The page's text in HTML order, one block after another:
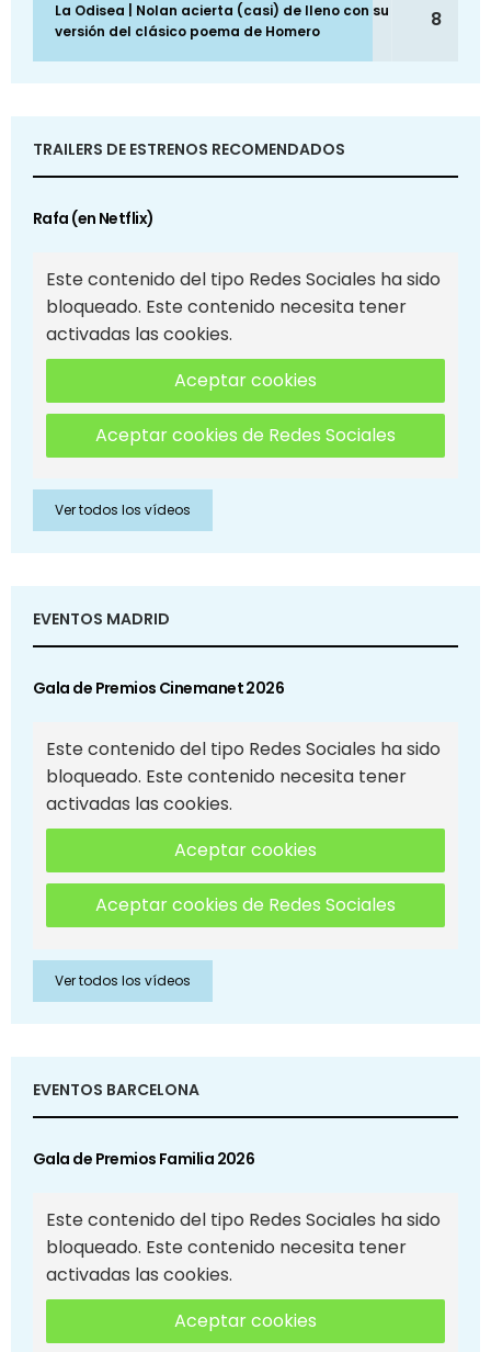
La Odisea | Nolan acierta (casi) de lleno con su
versión del clásico poema de Homero
8
TRAILERS DE ESTRENOS RECOMENDADOS
Rafa (en Netflix)
Este contenido del tipo Redes Sociales ha sido
bloqueado. Este contenido necesita tener
activadas las cookies.
Aceptar cookies
Aceptar cookies de Redes Sociales
Ver todos los vídeos
EVENTOS MADRID
Gala de Premios Cinemanet 2026
Este contenido del tipo Redes Sociales ha sido
bloqueado. Este contenido necesita tener
activadas las cookies.
Aceptar cookies
Aceptar cookies de Redes Sociales
Ver todos los vídeos
EVENTOS BARCELONA
Gala de Premios Familia 2026
Este contenido del tipo Redes Sociales ha sido
bloqueado. Este contenido necesita tener
activadas las cookies.
Aceptar cookies